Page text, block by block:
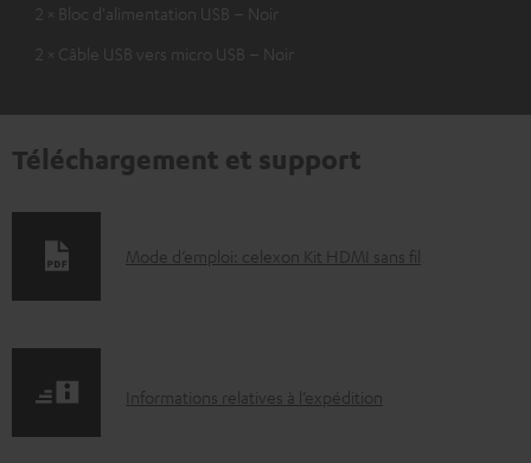
2 × Bloc d'alimentation USB – Noir
2 × Câble USB vers micro USB – Noir
Téléchargement et support
D
m
Mode d’emploi: celexon Kit HDMI sans fil
IInformations relatives à l’expédition